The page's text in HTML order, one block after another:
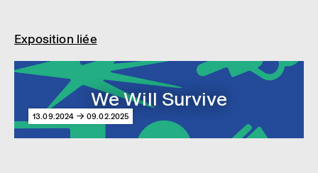
Exposition liée
We Will Survive
13.09.2024 → 09.02.2025